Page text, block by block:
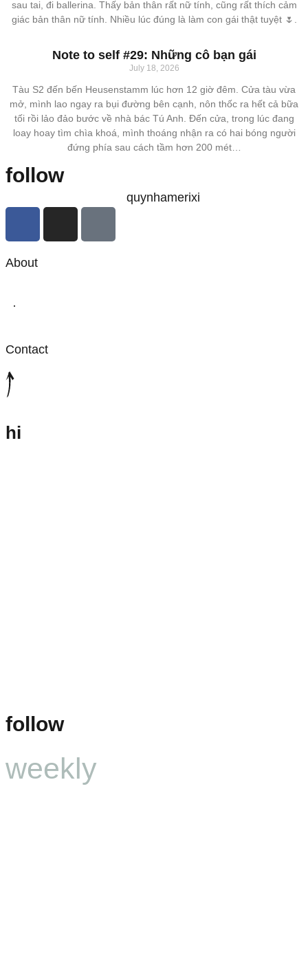
sau tai, đi ballerina. Thấy bản thân rất nữ tính, cũng rất thích cảm
giác bản thân nữ tính. Nhiều lúc đúng là làm con gái thật tuyệt 🌷.
Note to self #29: Những cô bạn gái
July 18, 2026
Tàu S2 đến bến Heusenstamm lúc hơn 12 giờ đêm. Cửa tàu vừa
mở, mình lao ngay ra bụi đường bên cạnh, nôn thốc ra hết cả bữa
tối rồi lảo đảo bước về nhà bác Tú Anh. Đến cửa, trong lúc đang
loay hoay tìm chìa khoá, mình thoáng nhận ra có hai bóng người
đứng phía sau cách tầm hơn 200 mét…
About
·
Contact
follow
quynhamerixi
hi
follow
weekly